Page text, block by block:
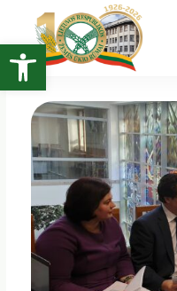
Open toolbar
turinio